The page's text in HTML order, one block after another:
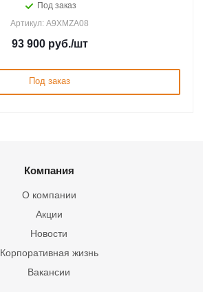
Под заказ
Артикул: A9XMZA08
93 900руб./шт
Под заказ
Компания
О компании
Акции
Новости
Корпоративная жизнь
Вакансии